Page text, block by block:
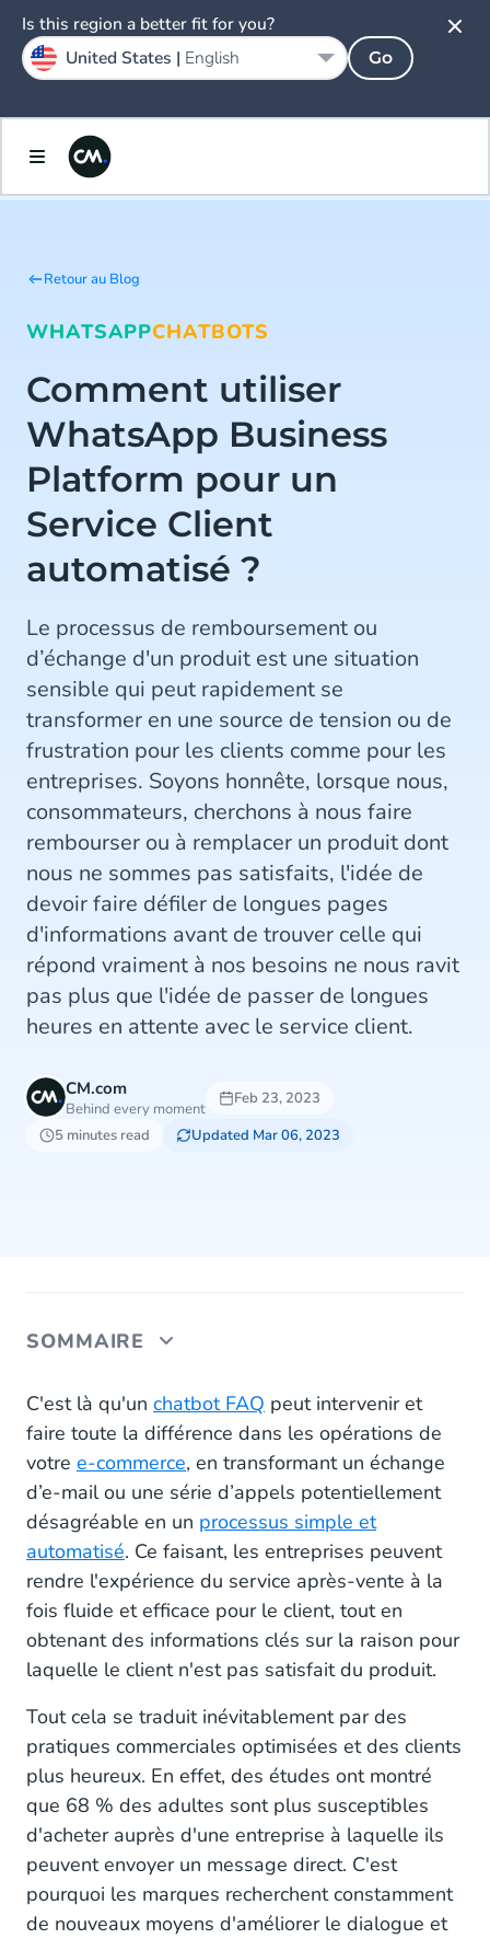
Retour au Blog
WHATSAPPCHATBOTS
Comment utiliser
WhatsApp Business
Platform pour un
Service Client
automatisé ?
Le processus de remboursement ou
d’échange d'un produit est une situation
sensible qui peut rapidement se
transformer en une source de tension ou de
frustration pour les clients comme pour les
entreprises. Soyons honnête, lorsque nous,
consommateurs, cherchons à nous faire
rembourser ou à remplacer un produit dont
nous ne sommes pas satisfaits, l'idée de
devoir faire défiler de longues pages
d'informations avant de trouver celle qui
répond vraiment à nos besoins ne nous ravit
pas plus que l'idée de passer de longues
heures en attente avec le service client.
CM.com
Behind every moment
Feb 23, 2023
5 minutes read
Updated Mar 06, 2023
SOMMAIRE
Réduire la Charge de Travail et Automatiser la
Communication avec WhatsApp Business
Platform
Adoptez WhatsApp Business Platform pour les
Remboursements et les Echanges
Intégrez WhatApp Business Platform à une
Solution de Service Client Omnicanale
C'est là qu'un chatbot FAQ peut intervenir et
faire toute la différence dans les opérations de
votre e-commerce, en transformant un échange
d’e-mail ou une série d’appels potentiellement
désagréable en un processus simple et
automatisé. Ce faisant, les entreprises peuvent
rendre l'expérience du service après-vente à la
fois fluide et efficace pour le client, tout en
obtenant des informations clés sur la raison pour
laquelle le client n'est pas satisfait du produit.
Tout cela se traduit inévitablement par des
pratiques commerciales optimisées et des clients
plus heureux. En effet, des études ont montré
que 68 % des adultes sont plus susceptibles
d'acheter auprès d'une entreprise à laquelle ils
peuvent envoyer un message direct. C'est
pourquoi les marques recherchent constamment
de nouveaux moyens d'améliorer le dialogue et
Is this region a better fit for you?
United States | English Go